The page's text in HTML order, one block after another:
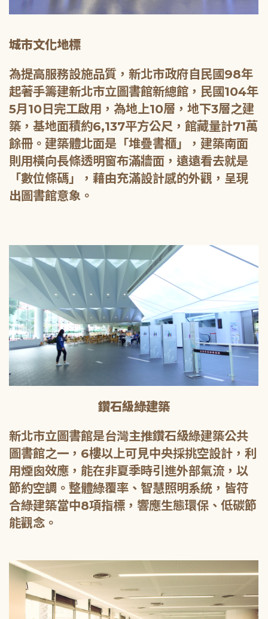
城市文化地標
為提高服務設施品質，新北市政府自民國98年
起著手籌建新北市立圖書館新總館，民國104年
5月10日完工啟用，為地上10層，地下3層之建
築，基地面積約6,137平方公尺，館藏量計71萬
餘冊。建築體北面是「堆疊書櫃」，建築南面
則用橫向長條透明窗布滿牆面，遠遠看去就是
「數位條碼」，藉由充滿設計感的外觀，呈現
出圖書館意象。
鑽石級綠建築
新北市立圖書館是台灣主推鑽石級綠建築公共
圖書館之一，6樓以上可見中央採挑空設計，利
用煙囪效應，能在非夏季時引進外部氣流，以
節約空調。整體綠覆率、智慧照明系統，皆符
合綠建築當中8項指標，響應生態環保、低碳節
能觀念。